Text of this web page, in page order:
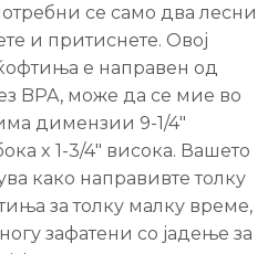
се само два лесни
и притиснете. Овој
е направен од
BPA, може да се мие во
димензии 9-1/4″
x 1-3/4″ висока. Вашето
како направивте толку
за толку малку време,
зафатени со јадење за